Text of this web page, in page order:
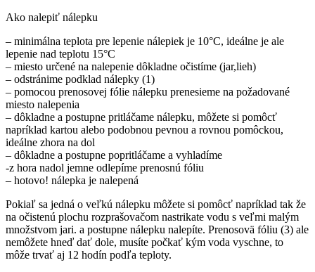
Ako nalepiť nálepku
– minimálna teplota pre lepenie nálepiek je 10°C, ideálne je ale
lepenie nad teplotu 15°C
– miesto určené na nalepenie dôkladne očistíme (jar,lieh)
– odstránime podklad nálepky (1)
– pomocou prenosovej fólie nálepku prenesieme na požadované
miesto nalepenia
– dôkladne a postupne pritláčame nálepku, môžete si pomôcť
napríklad kartou alebo podobnou pevnou a rovnou pomôckou,
ideálne zhora na dol
– dôkladne a postupne popritláčame a vyhladíme
-z hora nadol jemne odlepíme prenosnú fóliu
– hotovo! nálepka je nalepená
Pokiaľ sa jedná o veľkú nálepku môžete si pomôcť napríklad tak že
na očistenú plochu rozprašovačom nastrikate vodu s veľmi malým
množstvom jari. a postupne nálepku nalepíte. Prenosovä fóliu (3) ale
nemôžete hneď dať dole, musíte počkať kým voda vyschne, to
môže trvať aj 12 hodín podľa teploty.